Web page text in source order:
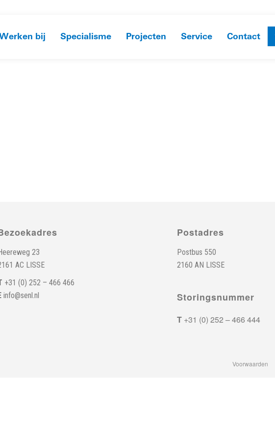
bij Specialisme Projecten Service Contact
23
AC LISSE
+31 (0) 252 – 466 466
info@senl.nl
Postadres
Postbus 550
2160 AN LISSE
Storingsnummer
T +31 (0) 252 – 466 444
Voorwaarden